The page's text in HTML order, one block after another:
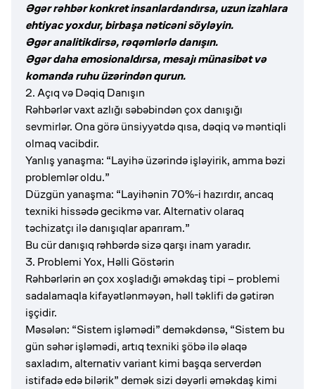
Əgər rəhbər konkret insanlardandırsa, uzun izahlara
ehtiyac yoxdur, birbaşa nəticəni söyləyin.
Əgər analitikdirsə, rəqəmlərlə danışın.
Əgər daha emosionaldırsa, mesajı münasibət və
komanda ruhu üzərindən qurun.
2. Açıq və Dəqiq Danışın
Rəhbərlər vaxt azlığı səbəbindən çox danışığı
sevmirlər. Ona görə ünsiyyətdə qısa, dəqiq və məntiqli
olmaq vacibdir.
Yanlış yanaşma: “Layihə üzərində işləyirik, amma bəzi
problemlər oldu.”
Düzgün yanaşma: “Layihənin 70%-i hazırdır, ancaq
texniki hissədə gecikmə var. Alternativ olaraq
təchizatçı ilə danışıqlar aparıram.”
Bu cür danışıq rəhbərdə sizə qarşı inam yaradır.
3. Problemi Yox, Həlli Göstərin
Rəhbərlərin ən çox xoşladığı əməkdaş tipi – problemi
sadalamaqla kifayətlənməyən, həll təklifi də gətirən
işçidir.
Məsələn: “Sistem işləmədi” deməkdənsə, “Sistem bu
gün səhər işləmədi, artıq texniki şöbə ilə əlaqə
saxladım, alternativ variant kimi başqa serverdən
istifadə edə bilərik” demək sizi dəyərli əməkdaş kimi